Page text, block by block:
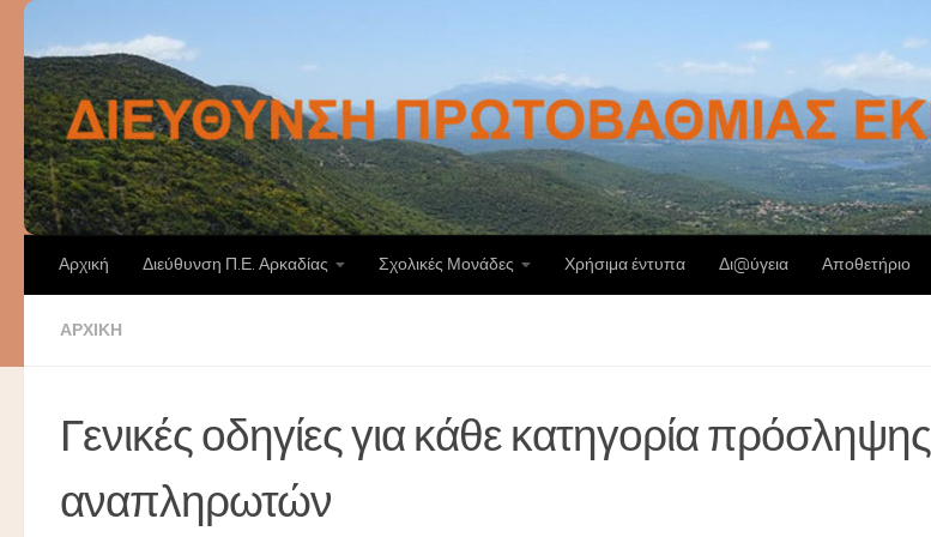
Αρχική Διεύθυνση Π.Ε. Αρκαδίας Σχολικές Μονάδες Χρήσιμα έντυπα Δι@ύγεια Αποθετήριο
ΑΡΧΙΚΉ
Γενικές οδηγίες για κάθε κατηγορία πρόσληψης
αναπληρωτών